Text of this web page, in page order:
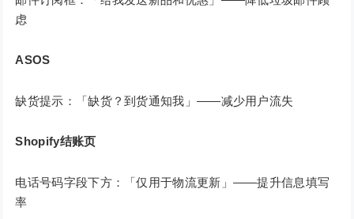
虑
ASOS
缺货提示：「缺货？到货通知我」——减少用户流失
Shopify结账页
电话号码字段下方：「仅用于物流更新」——提升信息填写
率